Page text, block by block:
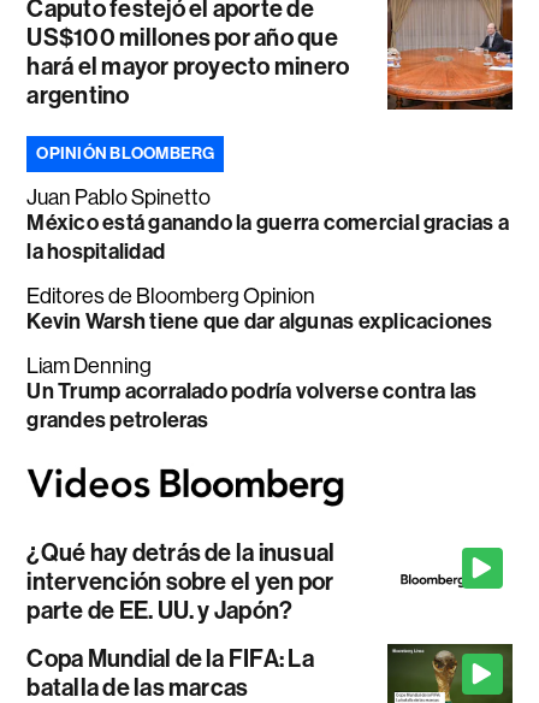
Caputo festejó el aporte de
US$100 millones por año que
hará el mayor proyecto minero
argentino
OPINIÓN BLOOMBERG
Juan Pablo Spinetto
México está ganando la guerra comercial gracias a
la hospitalidad
Editores de Bloomberg Opinion
Kevin Warsh tiene que dar algunas explicaciones
Liam Denning
Un Trump acorralado podría volverse contra las
grandes petroleras
¿Qué hay detrás de la inusual
intervención sobre el yen por
parte de EE. UU. y Japón?
Copa Mundial de la FIFA: La
batalla de las marcas